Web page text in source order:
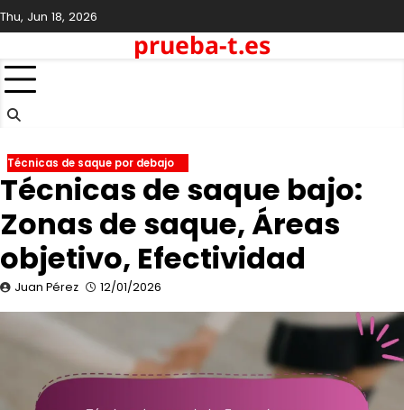
Skip
to
Thu, Jun 18, 2026
prueba-t.es
Técnicas de saque por debajo
Técnicas de saque bajo:
Zonas de saque, Áreas
objetivo, Efectividad
Juan Pérez 12/01/2026